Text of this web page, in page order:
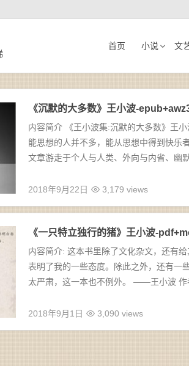
首页 小说 文
《沉默的大多数》王小波-
内容简介 《王小波集:沉默的大多数》王
能思想的人并不多，能从思想中得到快乐
文章游走于个人与人类、外向与内省、幽
2018年9月22日 3,179 views
《一只特立独行的猪》王小波-
内容简介: 这本书里除了文化杂文，还有
表明了我的一些态度。除此之外，还有一
太严肃，这一本也不例外。 ——王小波 作
2018年9月1日 3,090 views